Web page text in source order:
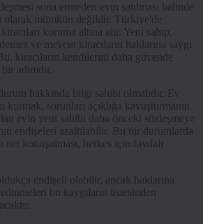
sona ermeden evin satılması halinde
olarak mümkün değildir. Türkiye'de
koruma altına alır. Yeni sahip,
ve mevcut kiracıların haklarına saygı
kiracıların kendilerini daha güvende
adımdır.
hakkında bilgi sahibi olmalıdır. Ev
sorunları açıklığa kavuşturmanın
evin yeni sahibi daha önceki sözleşmeye
endişeleri azaltılabilir. Bu tür durumlarda
konuşulması, herkes için faydalı
endişeli olabilir, ancak haklarına
bu kaygıların üstesinden